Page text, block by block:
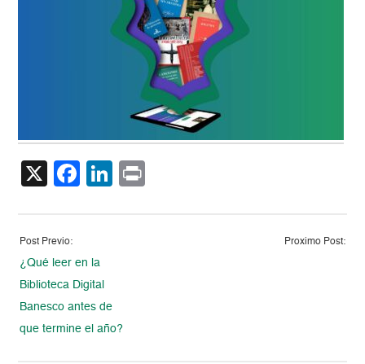
X Facebook
LinkedIn
Post Previo:
¿Qué leer en la
Biblioteca Digital
Banesco antes de
que termine el año?
Proximo Post: